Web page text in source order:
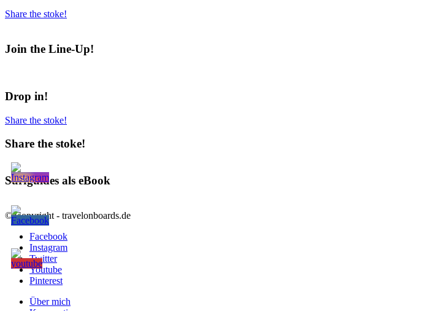
Share the stoke!
Join the Line-Up!
Drop in!
Share the stoke!
Share the stoke!
Surfguides als eBook
© Copyright - travelonboards.de
Facebook
Instagram
Twitter
Youtube
Pinterest
Über mich